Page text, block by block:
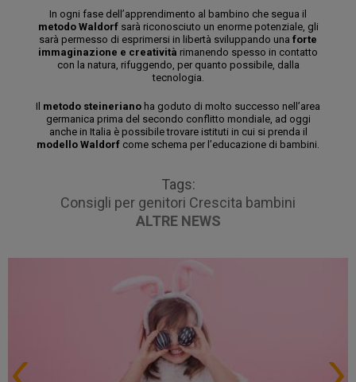
In ogni fase dell’apprendimento al bambino che segua il
metodo Waldorfsarà riconosciuto un enorme potenziale, gli
sarà permesso di esprimersi in libertà sviluppando una forte
immaginazione e creatività rimanendo spesso in contatto
con la natura, rifuggendo, per quanto possibile, dalla
tecnologia.
Il metodo steineriano ha goduto di molto successo nell’area
germanica prima del secondo conflitto mondiale, ad oggi
anche in Italia è possibile trovare istituti in cui si prenda il
modello Waldorf come schema per l’educazione di bambini.
Tags:
Consigli per genitori Crescita bambini
ALTRE NEWS